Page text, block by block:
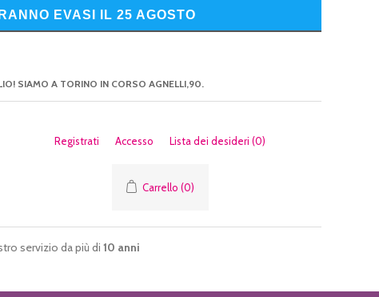
EVASI IL 25 AGOSTO
SIAMO A TORINO IN CORSO AGNELLI,90.
Registrati Accesso Lista dei desideri (0)
Carrello (0)
servizio da più di 10 anni